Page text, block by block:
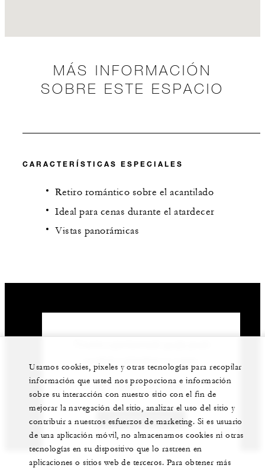
MÁS INFORMACIÓN
SOBRE ESTE ESPACIO
CARACTERÍSTICAS ESPECIALES
Retiro romántico sobre el acantilado
Ideal para cenas durante el atardecer
Vistas panorámicas
52 (329) 291-6000
CONTÁCTENOS
Usamos cookies, pixeles y otras tecnologías para recopilar
información que usted nos proporciona e información
sobre su interacción con nuestro sitio con el fin de
mejorar la navegación del sitio, analizar el uso del sitio y
contribuir a nuestros esfuerzos de marketing. Si es usuario
de una aplicación móvil, no almacenamos cookies ni otras
tecnologías en su dispositivo que lo rastreen en
aplicaciones o sitios web de terceros. Para obtener más